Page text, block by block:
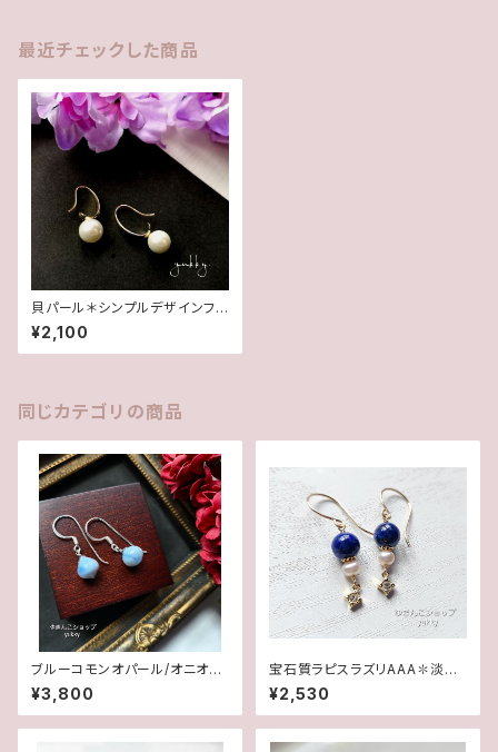
最近チェックした商品
貝パール＊シンプルデザインフッ
ク◆ピアス
¥2,100
同じカテゴリの商品
ブルーコモンオパール/オニオン
カット✽Silver925ピアス/イヤ
リング★
¥3,800
宝石質ラピスラズリAAA✽淡水
パール14kgfピアス/イヤリング
¥2,530